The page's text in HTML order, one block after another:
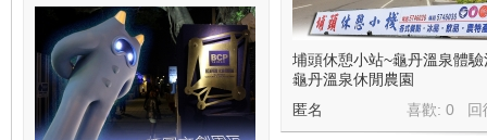
埔頭休憩小站~龜丹溫泉體驗
龜丹溫泉休閒農園
喜歡: 0 回
匿名